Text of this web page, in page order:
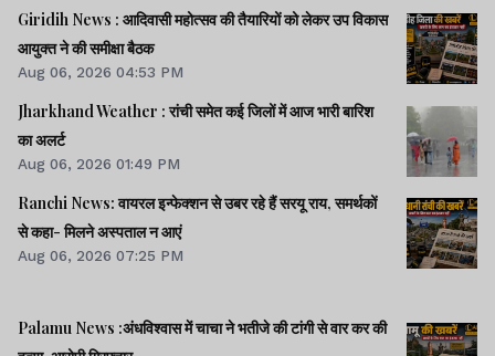
Giridih News : आदिवासी महोत्सव की तैयारियों को लेकर उप विकास
आयुक्त ने की समीक्षा बैठक
Aug 06, 2026 04:53 PM
Jharkhand Weather : रांची समेत कई जिलों में आज भारी बारिश
का अलर्ट
Aug 06, 2026 01:49 PM
Ranchi News: वायरल इन्फेक्शन से उबर रहे हैं सरयू राय, समर्थकों
से कहा- मिलने अस्पताल न आएं
Aug 06, 2026 07:25 PM
Palamu News :अंधविश्वास में चाचा ने भतीजे की टांगी से वार कर की